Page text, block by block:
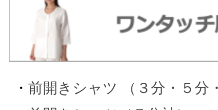
・ 前開きシャツ （３分・５分